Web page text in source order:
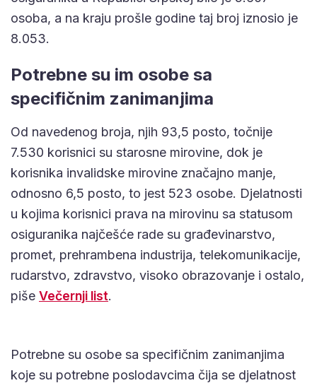
osoba, a na kraju prošle godine taj broj iznosio je
8.053.
Potrebne su im osobe sa
specifičnim zanimanjima
Od navedenog broja, njih 93,5 posto, točnije
7.530 korisnici su starosne mirovine, dok je
korisnika invalidske mirovine značajno manje,
odnosno 6,5 posto, to jest 523 osobe. Djelatnosti
u kojima korisnici prava na mirovinu sa statusom
osiguranika najčešće rade su građevinarstvo,
promet, prehrambena industrija, telekomunikacije,
rudarstvo, zdravstvo, visoko obrazovanje i ostalo,
piše Večernji list.
Potrebne su osobe sa specifičnim zanimanjima
koje su potrebne poslodavcima čija se djelatnost